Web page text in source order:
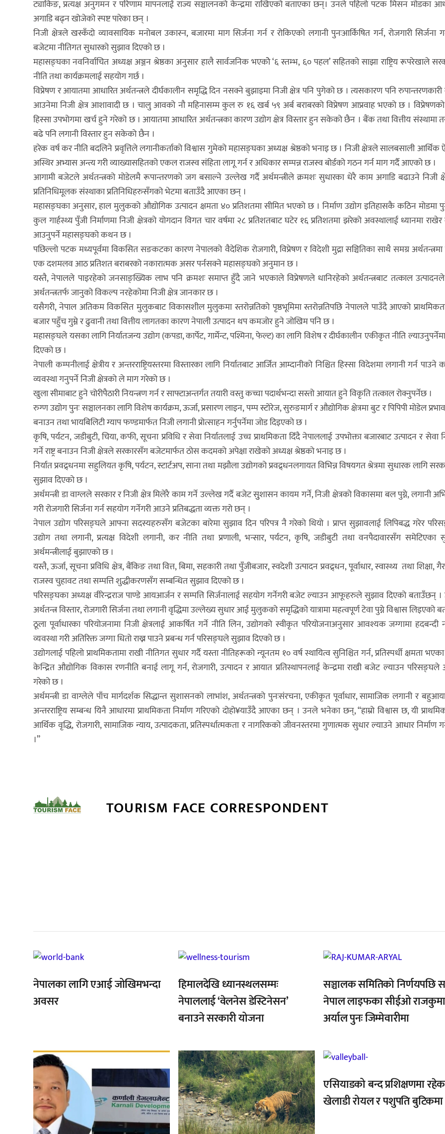
ट्याकिङ, प्रत्यक्ष अनुगमन र परिणाम मापनलाई राज्य सञ्चालनको केन्द्रमा राखिएको बताएका छन्। उनले पहिलो पटक मिसन मोडका
अगाडि बढ्न खोजेको स्पष्ट पारेका छन् ।
निजी क्षेत्रले खस्कँदो व्यावसायिक मनोबल उकास्न, बजारमा माग सिर्जना गर्न र रोकिएको लगानी पुनःआर्किषित गर्न, रोजगारी सिर्जना
बजेटमा नीतिगत सुधारको सुझाव दिएको छ ।
महासङ्घका नवनिर्वाचित अध्यक्ष अञ्जन श्रेष्ठका अनुसार हालै सार्वजनिक भएकोे ‘६ स्तम्भ, ६० पहल’ सहितको साझा राष्ट्रिय रूपरेखाले
नीति तथा कार्यक्रमलाई सहयोग गर्छ ।
विप्रेषण र आयातमा आधारित अर्थतन्त्रले दीर्घकालीन समृद्धि दिन नसक्ने बुझाइमा निजी क्षेत्र पनि पुगेको छ । त्यसकारण पनि
आउनेमा निजी क्षेत्र आशावादी छ । चालु आवको नौ महिनासम्म कुल रु १६ खर्ब ५९ अर्ब बराबरको विप्रेषण आप्रवाह भएको छ ।
हिस्सा उपभोगमा खर्च हुने गरेको छ । आयातमा आधारित अर्थतन्त्रका कारण उद्योग क्षेत्र विस्तार हुन सकेको छैन । बैंक तथा वित्तीय संस्थामा
बढे पनि लगानी विस्तार हुन सकेको छैन ।
हरेक वर्ष कर नीति बदलिने प्रवृत्तिले लगानीकर्ताको विश्वास गुमेको महासङ्घका अध्यक्ष श्रेष्ठको भनाइ छ । निजी क्षेत्रले सालबसाली आर्थिक
अस्थिर अभ्यास अन्त्य गरी व्याख्यासहितको एकल राजस्व संहिता लागू गर्न र अधिकार सम्पन्न राजस्व बोर्डको गठन गर्न माग गर्दै आएको छ ।
आगामी बजेटले अर्थतन्त्रको मोडेलमै रूपान्तरणको जग बसाल्ने उल्लेख गर्दै अर्थमन्त्रीले क्रमशः सुधारका धेरै काम अगाडि बढाउने निजी
प्रतिनिधिमूलक संस्थाका प्रतिनिधिहरुसँगको भेटमा बताउँदै आएका छन् ।
महासङ्घका अनुसार, हाल मुलुकको औद्योगिक उत्पादन क्षमता ४० प्रतिशतमा सीमित भएको छ । निर्माण उद्योग इतिहासकै कठिन मोडमा
कुल गार्हस्थ्य पुँजी निर्माणमा निजी क्षेत्रको योगदान विगत चार वर्षमा २८ प्रतिशतबाट घटेर १६ प्रतिशतमा झरेको अवस्थालाई ध्यानमा
आउनुपर्ने महासङ्घको कथन छ ।
पछिल्लो पटक मध्यपूर्वमा विकसित सङकटका कारण नेपालको वैदेशिक रोजगारी, विप्रेषण र विदेशी मुद्रा सञ्चितिका साथै समग्र
एक दशमलव आठ प्रतिशत बराबरको नकारात्मक असर पर्नसक्ने महासङ्घको अनुमान छ ।
यस्तै, नेपालले पाइरहेको जनसाङ्ख्यिक लाभ पनि क्रमशः समाप्त हुँदै जाने भएकाले विप्रेषणले धानिरहेको अर्थतन्त्रबाट तत्काल उत्पादनले
अर्थतन्त्रतर्फ जानुको विकल्प नरहेकोमा निजी क्षेत्र जानकार छ ।
यसैगरी, नेपाल अतिकम विकसित मुलुकबाट विकासशील मुलुकमा स्तरोन्नतिको पृष्ठभूमिमा स्तरोन्नतिपछि नेपालले पाउँदै आएको
बजार पहुँच गुम्ने र ढुवानी तथा वित्तीय लागतका कारण नेपाली उत्पादन थप कमजोर हुने जोखिम पनि छ ।
महासङ्घले यसका लागि निर्यातजन्य उद्योग (कपडा, कार्पेट, गार्मेन्ट, पश्मिना, फेल्ट) का लागि विशेष र दीर्घकालीन एकीकृत नीति
दिएको छ ।
नेपाली कम्पनीलाई क्षेत्रीय र अन्तरराष्ट्रियस्तरमा विस्तारका लागि निर्यातबाट आर्जित आम्दानीको निश्चित हिस्सा विदेशमा लगानी गर्न पाउने
व्यवस्था गनुपर्ने निजी क्षेत्रको ले माग गरेको छ ।
खुला सीमाबाट हुने चोरीपैठारी नियन्त्रण गर्न र साफ्टाअन्तर्गत तयारी वस्तु कच्चा पदार्थभन्दा सस्तो आयात हुने विकृति तत्काल रोक्नुपर्नेछ ।
रुग्ण उद्योग पुनः सञ्चालनका लागि विशेष कार्यक्रम, ऊर्जा, प्रसारण लाइन, पम्प स्टोरेज, सुरुङमार्ग र औद्योगिक क्षेत्रमा बुट र पिपिपी मोडेल
बनाउन तथा भायबिलिटी ग्याप फण्डमार्फत निजी लगानी प्रोत्साहन गर्नुपर्नेमा जोड दिइएको छ ।
कृषि, पर्यटन, जडीबुटी, चिया, कफी, सूचना प्रविधि र सेवा निर्यातलाई उच्च प्राथमिकता दिँदै नेपाललाई उपभोक्ता बजारबाट उत्पादन र सेवा
गर्ने राष्ट्र बनाउन निजी क्षेत्रले सरकारसँग बजेटमार्फत ठोस कदमको अपेक्षा राखेको अध्यक्ष श्रेष्ठको भनाइ छ ।
निर्यात प्रवद्र्धनमा सहुलियत कृषि, पर्यटन, स्टार्टअप, साना तथा मझौला उद्योगको प्रवद्र्धनलगायत विभिन्न विषयगत श्रेत्रमा सुधारक लागि
सुझाव दिएको छ ।
अर्थमन्त्री डा वाग्लले सरकार र निजी क्षेत्र मिलेरै काम गर्ने उल्लेख गर्दै बजेट सुुशासन कायम गर्ने, निजी क्षेत्रको विकासमा बल पुग्ने, लगानी
गरी रोजगारी सिर्जना गर्न सहयोग गर्नेगरी आउने प्रतिबद्धता व्यक्त गरो छन् ।
नेपाल उद्योग परिसङ्घले आफ्ना सदस्यहरुसँग बजेटका बारेमा सुझाव दिन परिपत्र नै गरेको थियो । प्राप्त सुझावलाई लिपिबद्ध गरेर
उद्योग तथा लगानी, प्रत्यक्ष विदेशी लगानी, कर नीति तथा प्रणाली, भन्सार, पर्यटन, कृषि, जडीबुटी तथा वनपैदावारसँग समेटिएका
अर्थमन्त्रीलाई बुझाएको छ ।
यस्तै, ऊर्जा, सूचना प्रविधि क्षेत्र, बैंकिङ तथा वित्त, बिमा, सहकारी तथा पुँजीबजार, स्वदेशी उत्पादन प्रवद्र्धन, पूर्वाधार, स्वास्थ्य तथा शिक्षा,
राजस्व चुहावट तथा सम्पत्ति शुद्धीकरणसँग सम्बन्धित सुझाव दिएको छ ।
परिसङ्घका अध्यक्ष वीरेन्द्रराज पाण्डे आयआर्जन र सम्पत्ति सिर्जनालाई सहयोग गर्नेगरी बजेट ल्याउन आफूहरुले सुझाव दिएको बताउँछन्
अर्थतन्त्र विस्तार, रोजगारी सिर्जना तथा लगानी वृद्धिमा उल्लेख्य सुधार आई मुलुकको समृद्धिको यात्रामा महत्वपूर्ण टेवा पुग्ने विश्वास लिइएको
ठूला पूर्वाधारका परियोजनामा निजी क्षेत्रलाई आकर्षित गर्ने नीति लिन, उद्योगको स्वीकृत परियोजनाअनुसार आवश्यक जग्गामा हदबन्दी
व्यवस्था गरी अतिरिक्त जग्गा धितो राख्न पाउने प्रबन्ध गर्न परिसङ्घले सुझाव दिएको छ ।
उद्योगलाई पहिलो प्राथमिकतामा राखी नीतिगत सुधार गर्दै यस्ता नीतिहरूको न्यूनतम १० वर्ष स्थायित्व सुनिश्चित गर्न, प्रतिस्पर्धी क्षमता
केन्द्रित औद्योगिक विकास रणनीति बनाई लागू गर्न, रोजगारी, उत्पादन र आयात प्रतिस्थापनलाई केन्द्रमा राखी बजेट ल्याउन परिसङ्घले
गरेको छ ।
अर्थमन्त्री डा वाग्लेले पाँच मार्गदर्शक सिद्धान्त सुशासनको लाभांश, अर्थतन्त्रको पुनःसंरचना, एकीकृत पूर्वाधार, सामाजिक लगानी र
अन्तरराष्ट्रिय सम्बन्ध यिनै आधारमा प्राथमिकता निर्माण गरिएको दोहो¥याउँदै आएका छन् । उनले भनेका छन्, “हाम्रो विश्वास छ, यी
आर्थिक वृद्धि, रोजगारी, सामाजिक न्याय, उत्पादकता, प्रतिस्पर्धात्मकता र नागरिकको जीवनस्तरमा गुणात्मक सुधार ल्याउने आधार निर्माण
।”
TOURISM FACE CORRESPONDENT
,
नेपालका लागि एआई जोखिमभन्दा
अवसर
,
हिमालदेखि ध्यानस्थलसम्मः
नेपाललाई ‘वेलनेस डेस्टिनेसन’
बनाउने सरकारी योजना
,
सञ्चालक समितिको निर्णयपछि
नेपाल लाइफका सीईओ
अर्याल पुनः जिम्मेवारीमा
, , ,
एसियाडको बन्द प्रशिक्षणमा
खेलाडी रोयल र पशुपति बुटिकमा